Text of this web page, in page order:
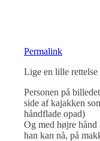
Permalink
Lige en lille
Personen på
side af kajakken
håndflade opad)
Og med højre hånd
han kan nå, på